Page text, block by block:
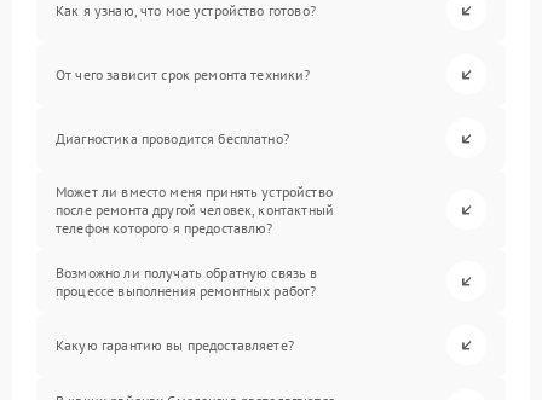
Как я узнаю, что мое устройство готово?
От чего зависит срок ремонта техники?
Диагностика проводится бесплатно?
Может ли вместо меня принять устройство
после ремонта другой человек, контактный
телефон которого я предоставлю?
Возможно ли получать обратную связь в
процессе выполнения ремонтных работ?
Какую гарантию вы предоставляете?